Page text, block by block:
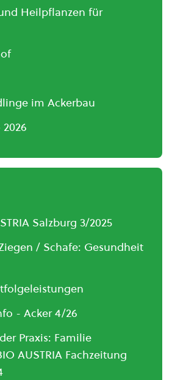
Heilpflanzen für
im Ackerbau
Salzburg 3/2025
/ Schafe: Gesundheit
- Acker 4/26
Praxis: Familie
AUSTRIA Fachzeitung